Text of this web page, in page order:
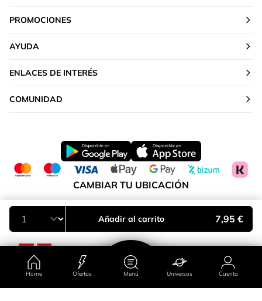
Home Ofertas Menú Universos Cuenta
Añadir al carrito 7,95 €
PROMOCIONES
AYUDA
ENLACES DE INTERÉS
COMUNIDAD
CAMBIAR TU UBICACIÓN
Península y Baleares